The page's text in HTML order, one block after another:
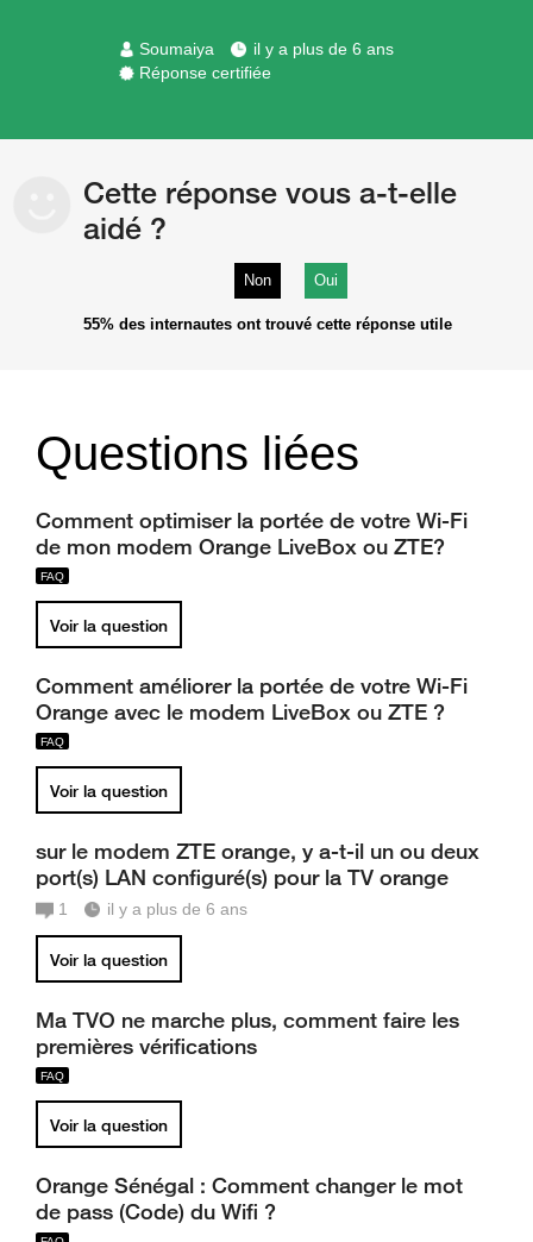
Soumaiya
il y a plus de 6 ans
Réponse certifiée
Cette réponse vous a-t-elle
aidé ?
Non Oui
55% des internautes ont trouvé cette réponse utile
Questions liées
Comment optimiser la portée de votre Wi-Fi
de mon modem Orange LiveBox ou ZTE?
Voir la question
Comment améliorer la portée de votre Wi-Fi
Orange avec le modem LiveBox ou ZTE ?
Voir la question
sur le modem ZTE orange, y a-t-il un ou deux
port(s) LAN configuré(s) pour la TV orange
1 il y a plus de 6 ans
Voir la question
Ma TVO ne marche plus, comment faire les
premières vérifications
Voir la question
Orange Sénégal : Comment changer le mot
de pass (Code) du Wifi ?